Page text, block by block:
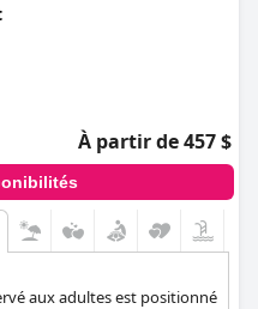
À partir de 457 $
aux adultes est positionné